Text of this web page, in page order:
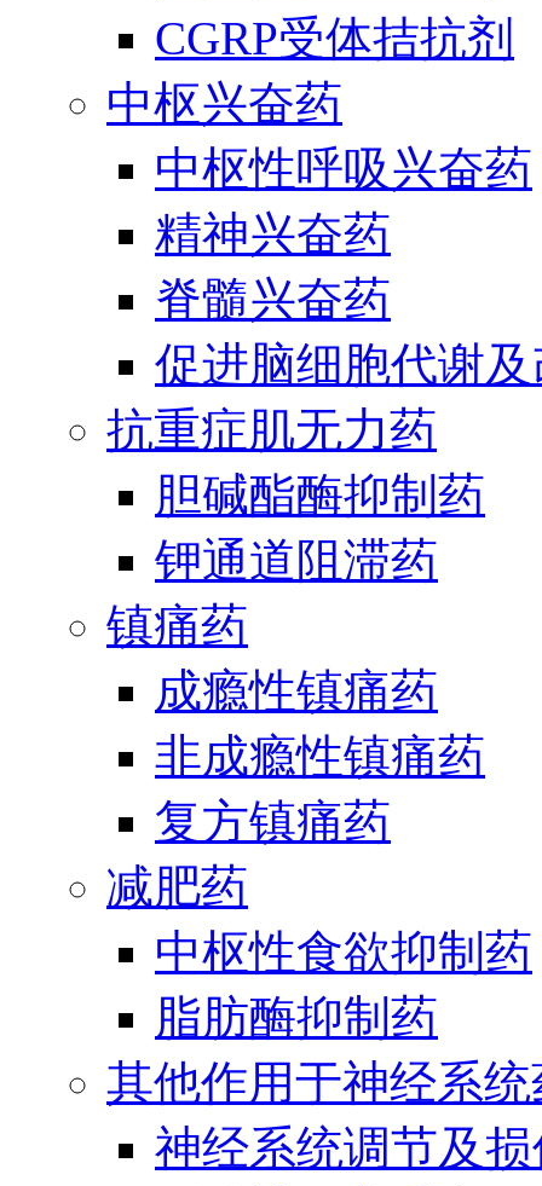
CGRP受体拮抗剂
中枢兴奋药
中枢性呼吸兴奋药
精神兴奋药
脊髓兴奋药
促进脑细胞代谢
抗重症肌无力药
胆碱酯酶抑制药
钾通道阻滞药
镇痛药
成瘾性镇痛药
非成瘾性镇痛药
复方镇痛药
减肥药
中枢性食欲抑制药
脂肪酶抑制药
其他作用于神经系统
神经系统调节及